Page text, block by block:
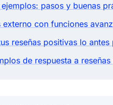
pasos y buenas
con funciones
reseñas positivas lo antes
de respuesta a